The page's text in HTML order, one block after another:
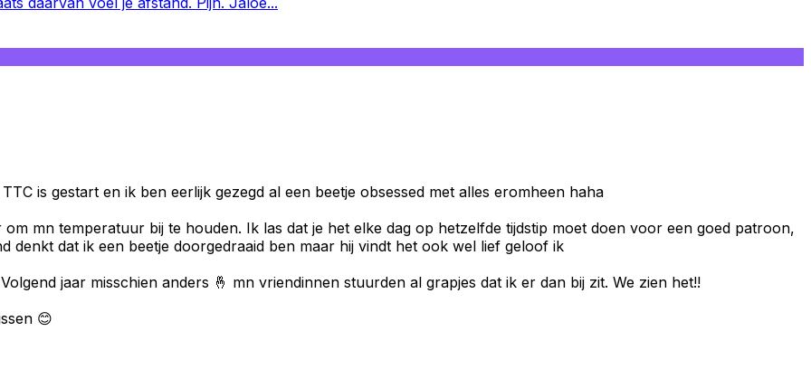
is gestart en ik ben eerlijk gezegd al een beetje obsessed met alles eromheen haha
mn temperatuur bij te houden. Ik las dat je het elke dag op hetzelfde tijdstip moet doen voor een goed patroon,
dat ik een beetje doorgedraaid ben maar hij vindt het ook wel lief geloof ik
jaar misschien anders 🤞 mn vriendinnen stuurden al grapjes dat ik er dan bij zit. We zien het!!
😊